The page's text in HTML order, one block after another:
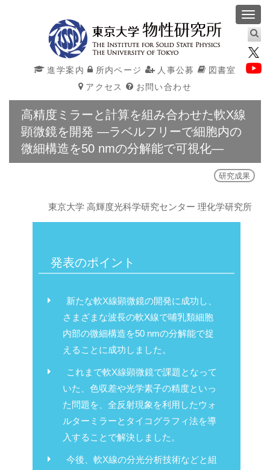
進学案内 所内ページ 人事公募
図書室
アクセス
お問い合わせ
高精度ミラーと計算を組み合わせた軟X線
顕微鏡を開発 ―ラベルフリーで細胞内の
微細構造を50 nmの分解能で可視化―
研究成果
東京大学 高輝度光科学研究センター 理化学研究所
発表のポイント
新たな軟X線顕微鏡の開発に成功し、
さまざまな波長の軟X線で哺乳類細胞
内部の微細構造を50 nmの分解能で捉
えることに成功しました。
これまで軟X線顕微鏡で課題となって
いた、色収差や光学素子の精度といっ
た問題を、全反射現象を利用したウォ
ルターミラーとタイコグラフィ法を導
入することで解決しました。
今後、軟X線の分光分析技術などと組